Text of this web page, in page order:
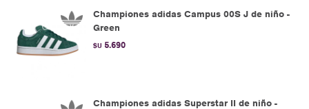
Championes adidas Campus 00S J de niño -
Green
$U 5.690
Championes adidas Superstar II de niño -